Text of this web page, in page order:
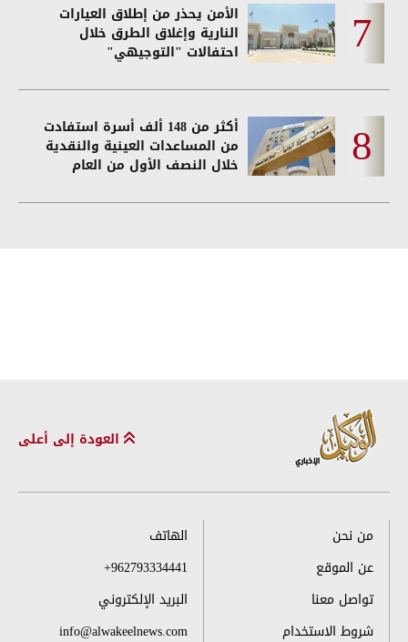
الأمن يحذر من إطلاق العيارات
النارية وإغلاق الطرق خلال
احتفالات "التوجيهي"
أكثر من 148 ألف أسرة استفادت
من المساعدات العينية والنقدية
خلال النصف الأول من العام
العودة إلى أعلى
من نحن
عن الموقع
تواصل معنا
شروط الاستخدام
الهاتف
+962793334441
البريد الإلكتروني
info@alwakeelnews.com